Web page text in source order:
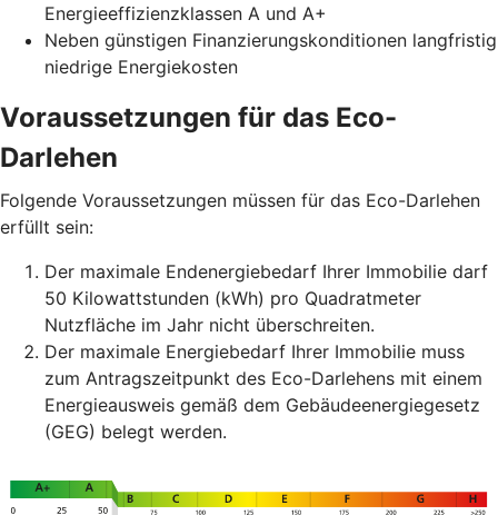
Energieeffizienzklassen A und A+
Neben günstigen Finanzierungskonditionen langfristig
niedrige Energiekosten
Voraussetzungen für das Eco-
Darlehen
Folgende Voraussetzungen müssen für das Eco-Darlehen
erfüllt sein:
Der maximale Endenergiebedarf Ihrer Immobilie darf
50 Kilowattstunden (kWh) pro Quadratmeter
Nutzfläche im Jahr nicht überschreiten.
Der maximale Energiebedarf Ihrer Immobilie muss
zum Antragszeitpunkt des Eco-Darlehens mit einem
Energieausweis gemäß dem Gebäudeenergiegesetz
(GEG) belegt werden.